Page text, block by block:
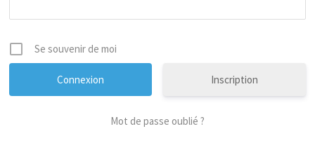
Se souvenir de moi
Inscription
Mot de passe oublié ?